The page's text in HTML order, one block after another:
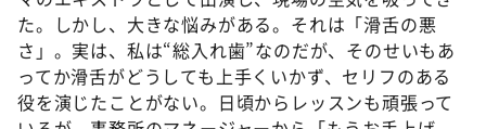
た。しかし、大きな悩みがある。それは「滑舌の悪
さ」。実は、私は“総入れ歯”なのだが、そのせいもあ
ってか滑舌がどうしても上手くいかず、セリフのある
役を演じたことがない。日頃からレッスンも頑張って